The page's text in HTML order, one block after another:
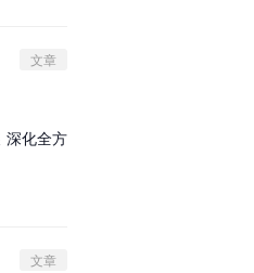
文章
深化全方
文章